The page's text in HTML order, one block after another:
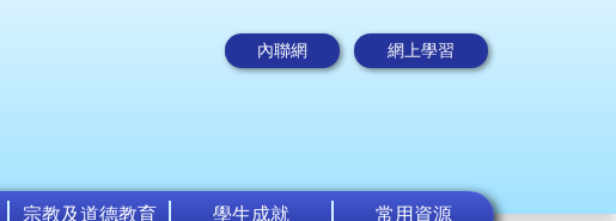
內聯網 網上學習
宗教及道德教育 學生成就 常用資源